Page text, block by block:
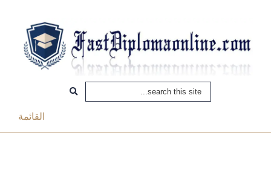
القائمة